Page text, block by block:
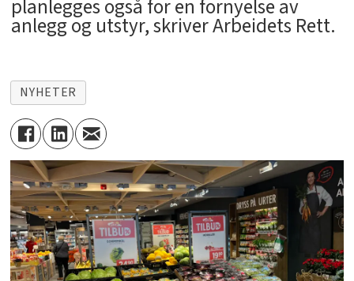
planlegges også for en fornyelse av
anlegg og utstyr, skriver Arbeidets Rett.
NYHETER